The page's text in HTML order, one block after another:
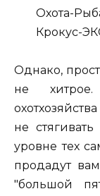
Охота-
Крокус-
Однако,
не
не
уровне тех
продадут
"большой